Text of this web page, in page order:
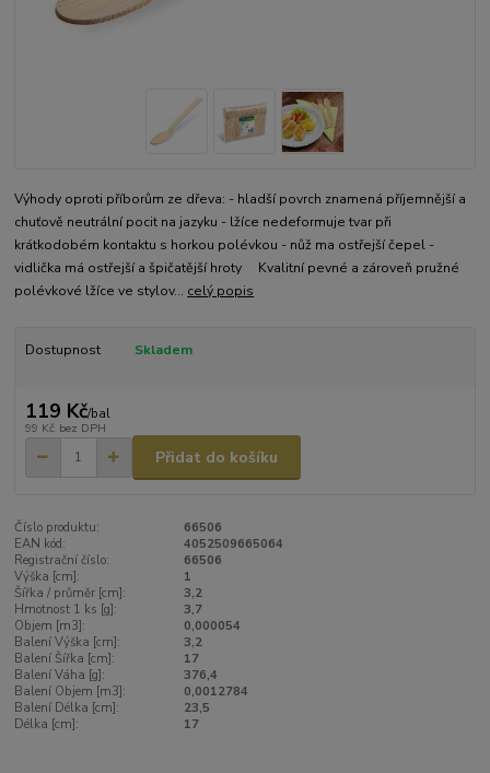
Výhody oproti příborům ze dřeva: - hladší povrch znamená příjemnější a
chuťově neutrální pocit na jazyku - lžíce nedeformuje tvar při
krátkodobém kontaktu s horkou polévkou - nůž ma ostřejší čepel -
vidlička má ostřejší a špičatější hroty Kvalitní pevné a zároveň pružné
polévkové lžíce ve stylov... celý popis
Dostupnost Skladem
119 Kč/bal
99 Kč bez DPH
Přidat do košíku
Číslo produktu:
66506
EAN kód:
4052509665064
Registrační číslo:
66506
Výška [cm]:
1
Šířka / průměr [cm]:
3,2
Hmotnost 1 ks [g]:
3,7
Objem [m3]:
0,000054
Balení Výška [cm]:
3,2
Balení Šířka [cm]:
17
Balení Váha [g]:
376,4
Balení Objem [m3]:
0,0012784
Balení Délka [cm]:
23,5
Délka [cm]:
17